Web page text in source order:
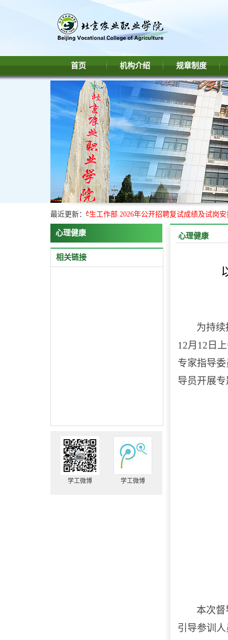
首页 机构介绍 规章制度
最近更新：
北京农业职业学院学生工作部 2026年公开招聘复试成绩及试岗安
心理健康
相关链接
学工微博 学工微博
心理健康
为持
12月 12 日
专家指导
导员开展
本次
引导参训